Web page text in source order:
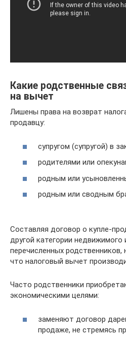
Какие родственные
на вычет
Лишены права на возврат
продавцу:
супругом (супругой) в
родителями или
родным или
родным или сводным
Составляя договор о купле-
другой категории
перечисленных
что налоговый вычет
Часто родственники
экономическими целями:
заменяют договор
продаже, не стремясь